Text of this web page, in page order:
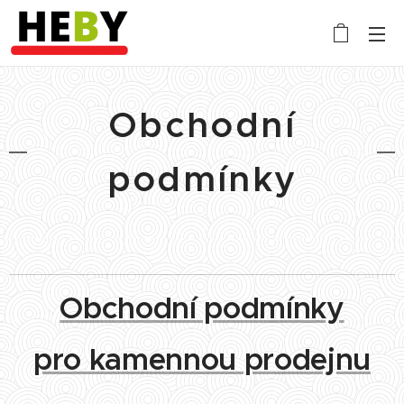
Obchodní
podmínky
Obchodní podmínky
pro kamennou prodejnu